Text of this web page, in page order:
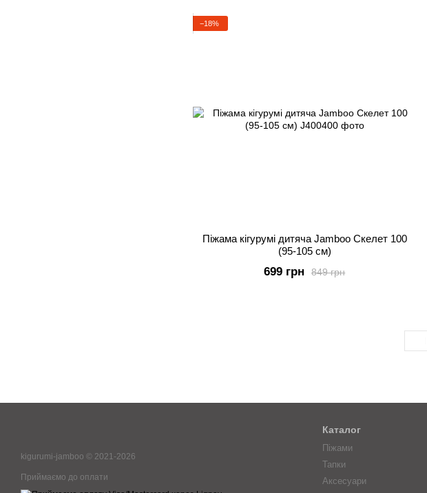
−18%
Піжама кігурумі дитяча Jamboo Скелет 100
(95-105 см)
849 грн
699 грн
kigurumi-jamboo © 2021-2026
Приймаємо до оплати
Каталог
Піжами
Тапки
Аксесуари